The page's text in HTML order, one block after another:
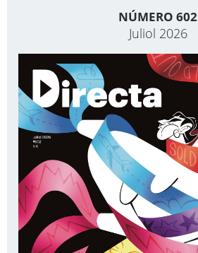
NÚMERO 602
Juliol 2026